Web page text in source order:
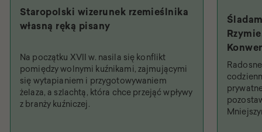
Staropolski wizerunek rzemieślnika
własną ręką pisany
Na początku XVII w. nasila się konflikt
pomiędzy wolnymi kuźnikami, zajmującymi
się wytapianiem i przygotowywaniem
żelaza, a szlachtą, która chce przejąć wpływy
z branży kuźniczej.